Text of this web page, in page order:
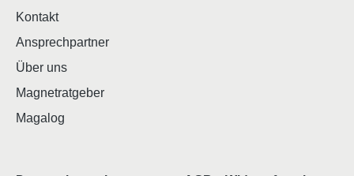
Kontakt
Ansprechpartner
Über uns
Magnetratgeber
Magalog